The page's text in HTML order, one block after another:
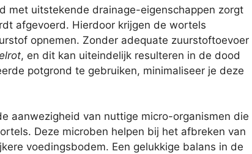
met uitstekende drainage-eigenschappen zorgt
afgevoerd. Hierdoor krijgen de wortels
opnemen. Zonder adequate zuurstoftoevoer
, en dit kan uiteindelijk resulteren in de dood
potgrond te gebruiken, minimaliseer je deze
aanwezigheid van nuttige micro-organismen die
Deze microben helpen bij het afbreken van
voedingsbodem. Een gelukkige balans in de